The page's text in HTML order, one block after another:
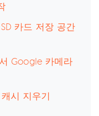
카드 저장 공간
Google 카메라
시 지우기